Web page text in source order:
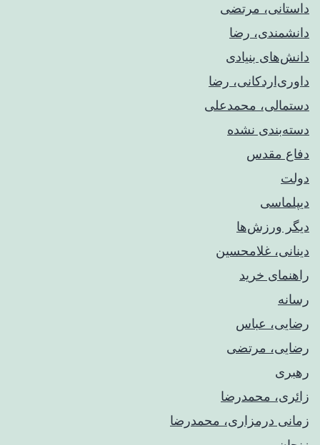
داستانی، مرتضی
دانشمندی، رضا
دانش‌های بنیادی
داوری‌اردکانی، رضا
دستمالی، محمدعلی
دسته‌بندی نشده
دفاع مقدس
دولت
دیپلماسی
دیگر ورزش‌ها
دینانی، غلامحسین
راهنمای خريد
رسانه
رضایی، عباس
رضایی، مرتضی
رهبری
زائری، محمدرضا
زمانی درمزاری، محمدرضا